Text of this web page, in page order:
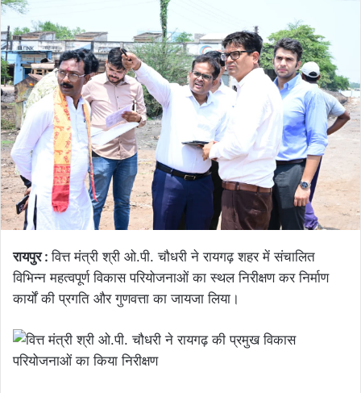
रायपुर :वित्त मंत्री श्री ओ.पी. चौधरी ने रायगढ़ शहर में संचालित
विभिन्न महत्वपूर्ण विकास परियोजनाओं का स्थल निरीक्षण कर निर्माण
कार्यों की प्रगति और गुणवत्ता का जायजा लिया।